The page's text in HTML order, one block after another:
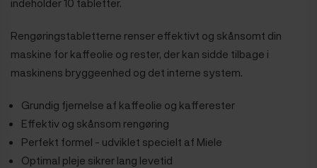
Rengøringstabletterne renser effektivt og skånsomt din
maskine for kaffeolie og rester, der kan sidde tilbage i
maskinens bryggeenhed og det interne system.
Grundig fjernelse af kaffeolie og kafferester
Effektiv og skånsom rengøring
Perfekt formel - udviklet specielt af Miele
Optimal pleje sikrer lang levetid